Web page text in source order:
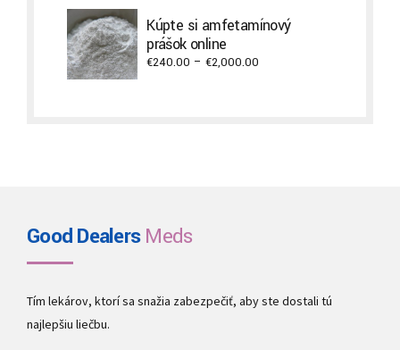
through
Kúpte si amfetamínový
prášok online
€240.00 – €2,000.00
Good DealersMeds
Tím lekárov, ktorí sa snažia zabezpečiť, aby ste dostali tú
najlepšiu liečbu.